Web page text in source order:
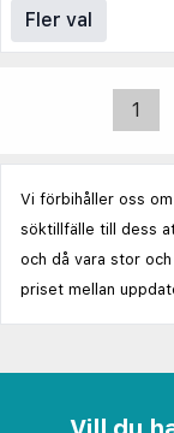
Fler val
1
Vi förbihåller oss
söktillfälle till dess
och då vara stor
priset mellan